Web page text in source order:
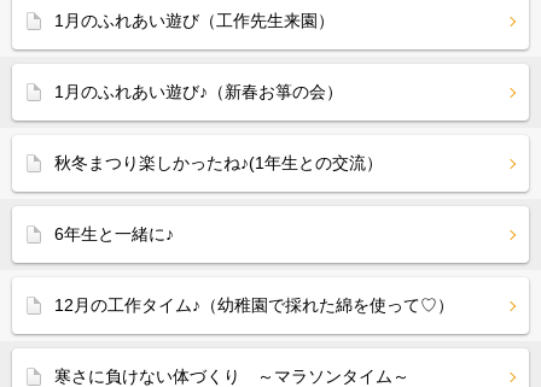
1月のふれあい遊び（工作先生来園）
1月のふれあい遊び♪（新春お箏の会）
秋冬まつり楽しかったね♪(1年生との交流）
6年生と一緒に♪
12月の工作タイム♪（幼稚園で採れた綿を使って♡）
寒さに負けない体づくり ～マラソンタイム～